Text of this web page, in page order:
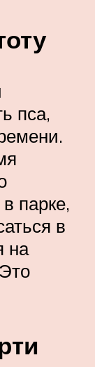
пса,
парке,
в
на